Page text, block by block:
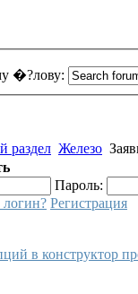
�?лову:
раздел Железо
Пароль:
Регистрация
в конструктор